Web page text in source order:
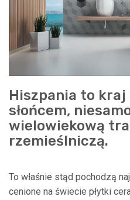
Hiszpania to kraj
słońcem,
wielowiekową
rzemieślniczą.
To właśnie stąd pochodzą
cenione na świecie płytki